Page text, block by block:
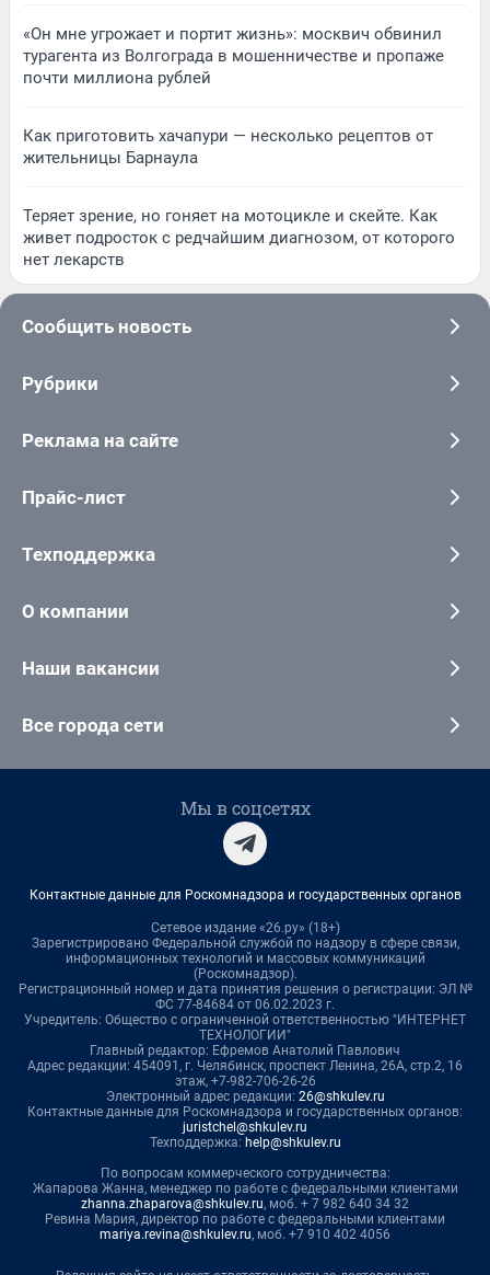
«Он мне угрожает и портит жизнь»: москвич обвинил
турагента из Волгограда в мошенничестве и пропаже
почти миллиона рублей
Как приготовить хачапури — несколько рецептов от
жительницы Барнаула
Теряет зрение, но гоняет на мотоцикле и скейте. Как
живет подросток с редчайшим диагнозом, от которого
нет лекарств
Сообщить новость
Рубрики
Реклама на сайте
Прайс-лист
Техподдержка
О компании
Наши вакансии
Все города сети
Мы в соцсетях
Контактные данные для Роскомнадзора и государственных органов
Сетевое издание «26.ру» (18+)
Зарегистрировано Федеральной службой по надзору в сфере связи,
информационных технологий и массовых коммуникаций
(Роскомнадзор).
Регистрационный номер и дата принятия решения о регистрации: ЭЛ №
ФС 77-84684 от 06.02.2023 г.
Учредитель: Общество с ограниченной ответственностью "ИНТЕРНЕТ
ТЕХНОЛОГИИ"
Главный редактор: Ефремов Анатолий Павлович
Адрес редакции: 454091, г. Челябинск, проспект Ленина, 26А, стр.2, 16
этаж, +7-982-706-26-26
Электронный адрес редакции: 26@shkulev.ru
Контактные данные для Роскомнадзора и государственных органов:
juristchel@shkulev.ru
Техподдержка: help@shkulev.ru
По вопросам коммерческого сотрудничества:
Жапарова Жанна, менеджер по работе с федеральными клиентами
zhanna.zhaparova@shkulev.ru, моб. + 7 982 640 34 32
Ревина Мария, директор по работе с федеральными клиентами
mariya.revina@shkulev.ru, моб. +7 910 402 4056